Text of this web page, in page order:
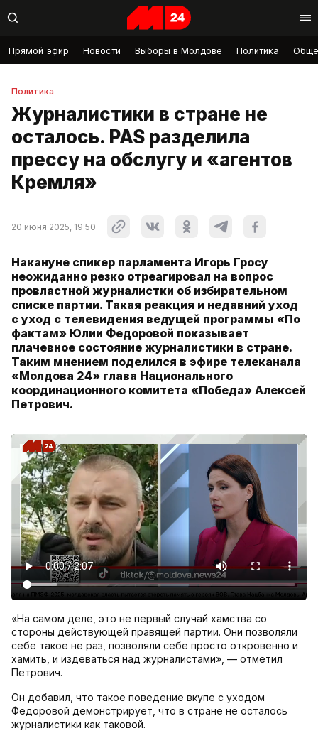
Прямой эфир Новости Выборы в Молдове Политика
Политика
Журналистики в стране не
осталось. PAS разделила
прессу на обслугу и «агентов
Кремля»
20 июня 2025, 19:50
Накануне спикер парламента Игорь Гросу
неожиданно резко отреагировал на вопрос
провластной журналистки об избирательном
списке партии. Такая реакция и недавний уход
с уход с телевидения ведущей программы «По
фактам» Юлии Федоровой показывает
плачевное состояние журналистики в стране.
Таким мнением поделился в эфире телеканала
«Молдова 24» глава Национального
координационного комитета «Победа» Алексей
Петрович.
«На самом деле, это не первый случай хамства со
стороны действующей правящей партии. Они позволяли
себе такое не раз, позволяли себе просто откровенно и
хамить, и издеваться над журналистами», — отметил
Петрович.
Он добавил, что такое поведение вкупе с уходом
Федоровой демонстрирует, что в стране не осталось
журналистики как таковой.